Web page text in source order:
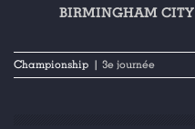
BIRMINGHAM CITY
Championship | 3e journée